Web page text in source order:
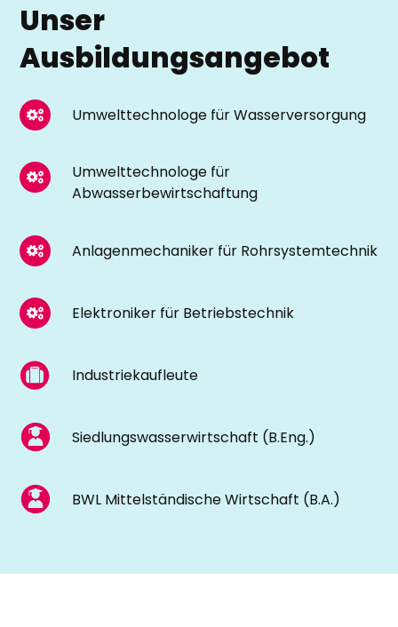
Unser
Ausbildungsangebot
Umwelttechnologe für Wasserversorgung
Umwelttechnologe für
Abwasserbewirtschaftung
Anlagenmechaniker für Rohrsystemtechnik
Elektroniker für Betriebstechnik
Industriekaufleute
Siedlungswasserwirtschaft (B.Eng.)
BWL Mittelständische Wirtschaft (B.A.)